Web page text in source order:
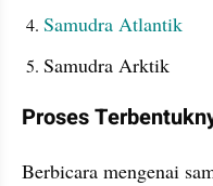
Samudra Atlantik
Samudra Arktik
Proses
Berbicara mengenai